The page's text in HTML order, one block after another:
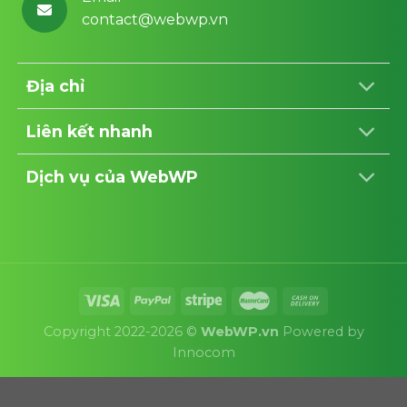
contact@webwp.vn
Địa chỉ
Liên kết nhanh
Dịch vụ của WebWP
Copyright 2022-2026 © WebWP.vn Powered by
Innocom